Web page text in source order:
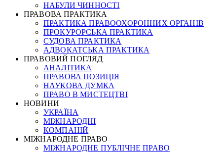
НАБУЛИ ЧИННОСТІ
ПРАВОВА ПРАКТИКА
ПРАКТИКА ПРАВООХОРОННИХ ОРГАНІВ
ПРОКУРОРСЬКА ПРАКТИКА
СУДОВА ПРАКТИКА
АДВОКАТСЬКА ПРАКТИКА
ПРАВОВИЙ ПОГЛЯД
АНАЛІТИКА
ПРАВОВА ПОЗИЦІЯ
НАУКОВА ДУМКА
ПРАВО В МИСТЕЦТВІ
НОВИНИ
УКРАЇНА
МІЖНАРОДНІ
КОМПАНІЙ
МІЖНАРОДНЕ ПРАВО
МІЖНАРОДНЕ ПУБЛІЧНЕ ПРАВО